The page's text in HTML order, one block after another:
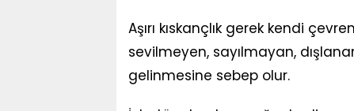
Aşırı kıskançlık gerek kendi
sevilmeyen, sayılmayan,
gelinmesine sebep olur.